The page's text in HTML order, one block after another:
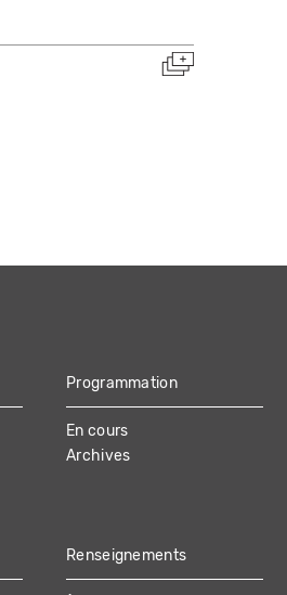
Programmation
En cours
Archives
Renseignements